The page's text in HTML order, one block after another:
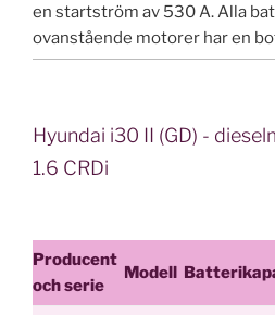
en startström av 530 A. Alla
ovanstående motorer har en
Hyundai i30 II (GD) -
1.6 CRDi
Producent
och serie
Modell